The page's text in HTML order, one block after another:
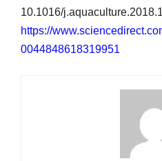
10.1016/
https://
0044848618319951